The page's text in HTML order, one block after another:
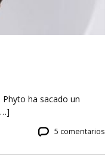
ha sacado un
5 comentarios